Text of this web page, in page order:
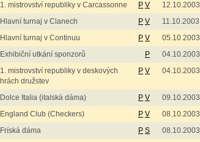
1. mistrovství republiky v Carcassonne P V 12.10.2003
Hlavní turnaj v Clanech P V 11.10.2003
Hlavní turnaj v Continuu P V 05.10.2003
Exhibiční utkání sponzorů P 04.10.2003
1. mistrovství republiky v deskových
hrách družstev
P V 04.10.2003
Dolce Italia (italská dáma) P V 09.10.2003
England Club (Checkers) P V 08.10.2003
Fríská dáma P S 08.10.2003